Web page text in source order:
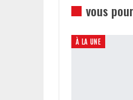
vous
À LA UNE